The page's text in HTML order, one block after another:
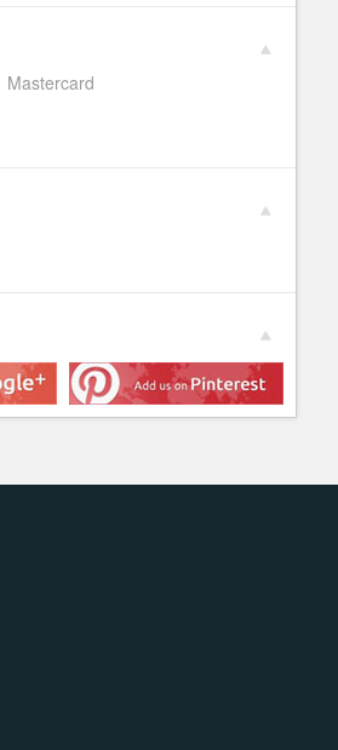
Mastercard